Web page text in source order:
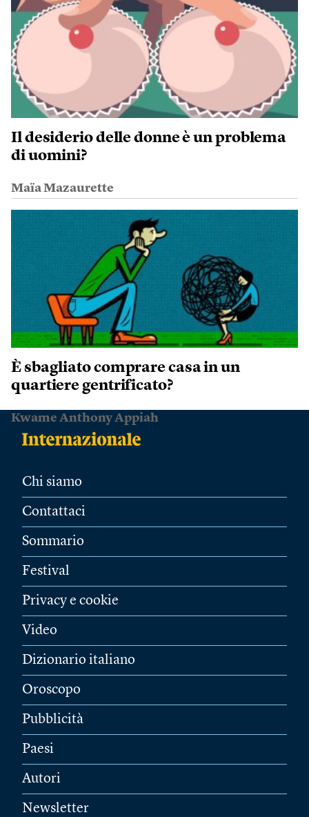
Il desiderio delle donne è un problema
di uomini?
Maïa Mazaurette
È sbagliato comprare casa in un
quartiere gentrificato?
Kwame Anthony Appiah
Chi siamo
Contattaci
Sommario
Festival
Privacy e cookie
Video
Dizionario italiano
Oroscopo
Pubblicità
Paesi
Autori
Newsletter